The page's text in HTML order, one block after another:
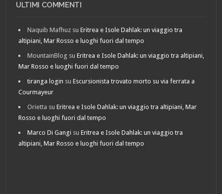
ULTIMI COMMENTI
Naquib Mafhuz suEritrea e Isole Dahlak: un viaggio tra
altipiani, Mar Rosso e luoghi fuori dal tempo
MountainBlog suEritrea e Isole Dahlak: un viaggio tra altipiani,
Mar Rosso e luoghi fuori dal tempo
tiranga login suEscursionista trovato morto su via ferrata a
Courmayeur
Orietta suEritrea e Isole Dahlak: un viaggio tra altipiani, Mar
Rosso e luoghi fuori dal tempo
Marco Di Gangi suEritrea e Isole Dahlak: un viaggio tra
altipiani, Mar Rosso e luoghi fuori dal tempo